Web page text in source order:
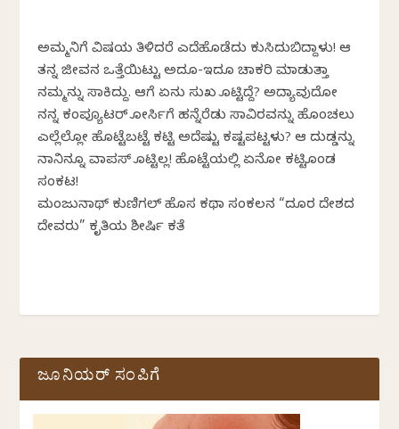
ಅಮ್ಮನಿಗೆ ವಿಷಯ ತಿಳಿದರೆ ಎದೆಹೊಡೆದು ಕುಸಿದುಬಿದ್ದಾಳು! ಆಕೆ
ತನ್ನ ಜೀವನ ಒತ್ತೆಯಿಟ್ಟು ಅದೂ-ಇದೂ ಚಾಕರಿ ಮಾಡುತ್ತಾ
ನಮ್ಮನ್ನು ಸಾಕಿದ್ದು. ಆಕೆಗೆ ಏನು ಸುಖ ಕೊಟ್ಟಿದ್ದೆ? ಅದ್ಯಾವುದೋ
ನನ್ನ ಕಂಪ್ಯೂಟರ್ ಕೋರ್ಸಿಗೆ ಹನ್ನೆರೆಡು ಸಾವಿರವನ್ನು ಹೊಂಚಲು
ಎಲ್ಲೆಲ್ಲೋ ಹೊಟ್ಟೆಬಟ್ಟೆ ಕಟ್ಟಿ ಅದೆಷ್ಟು ಕಷ್ಟಪಟ್ಟಳು? ಆ ದುಡ್ಡನ್ನು
ನಾನಿನ್ನೂ ವಾಪಸ್ ಕೊಟ್ಟಿಲ್ಲ! ಹೊಟ್ಟೆಯಲ್ಲಿ ಏನೋ ಕಟ್ಟಿಕೊಂಡ
ಸಂಕಟ!
ಮಂಜುನಾಥ್ ಕುಣಿಗಲ್ ಹೊಸ ಕಥಾ ಸಂಕಲನ “ದೂರ ದೇಶದ
ದೇವರು” ಕೃತಿಯ ಶೀರ್ಷಿಕೆ ಕತೆ
ಜೂನಿಯರ್ ಸಂಪಿಗೆ